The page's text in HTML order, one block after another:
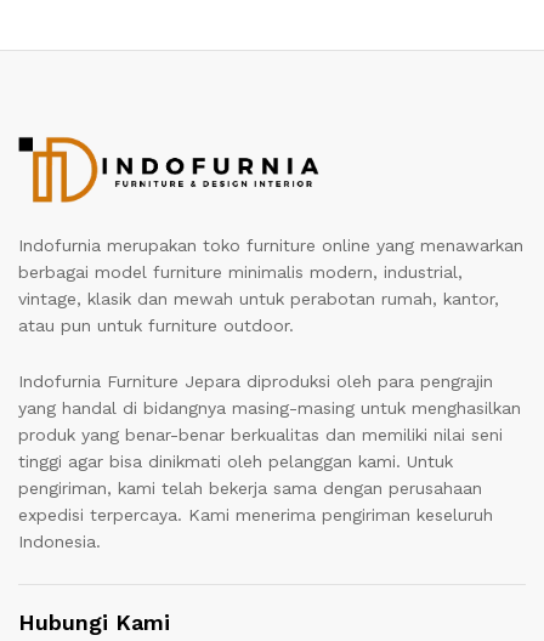
Indofurnia merupakan toko furniture online yang menawarkan
berbagai model furniture minimalis modern, industrial,
vintage, klasik dan mewah untuk perabotan rumah, kantor,
atau pun untuk furniture outdoor.
Indofurnia Furniture Jepara diproduksi oleh para pengrajin
yang handal di bidangnya masing-masing untuk menghasilkan
produk yang benar-benar berkualitas dan memiliki nilai seni
tinggi agar bisa dinikmati oleh pelanggan kami. Untuk
pengiriman, kami telah bekerja sama dengan perusahaan
expedisi terpercaya. Kami menerima pengiriman keseluruh
Indonesia.
Hubungi Kami